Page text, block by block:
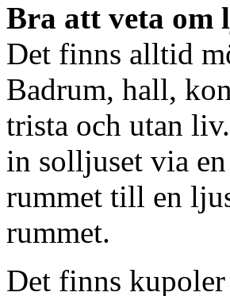
Bra att veta om
Det finns alltid
Badrum, hall,
trista och utan
in solljuset via
rummet till en
rummet.
Det finns